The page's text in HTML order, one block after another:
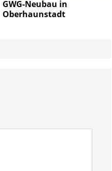
GWG-Neubau in
Oberhaunstadt